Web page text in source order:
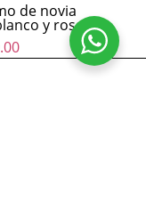
de novia
y rosa